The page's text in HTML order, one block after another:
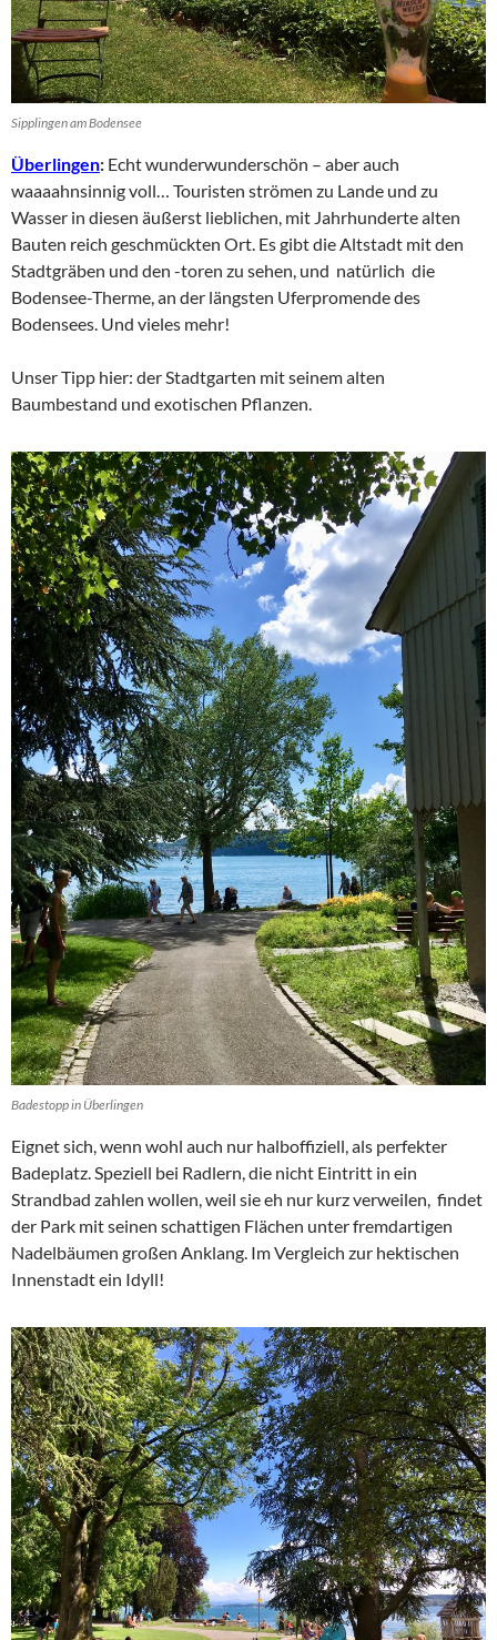
Sipplingen am Bodensee
Überlingen: Echt wunderwunderschön – aber auch
waaaahnsinnig voll… Touristen strömen zu Lande und zu
Wasser in diesen äußerst lieblichen, mit Jahrhunderte alten
Bauten reich geschmückten Ort. Es gibt die Altstadt mit den
Stadtgräben und den -toren zu sehen, und natürlich die
Bodensee-Therme, an der längsten Uferpromende des
Bodensees. Und vieles mehr!
Unser Tipp hier: der Stadtgarten mit seinem alten
Baumbestand und exotischen Pflanzen.
Badestopp in Überlingen
Eignet sich, wenn wohl auch nur halboffiziell, als perfekter
Badeplatz. Speziell bei Radlern, die nicht Eintritt in ein
Strandbad zahlen wollen, weil sie eh nur kurz verweilen, findet
der Park mit seinen schattigen Flächen unter fremdartigen
Nadelbäumen großen Anklang. Im Vergleich zur hektischen
Innenstadt ein Idyll!